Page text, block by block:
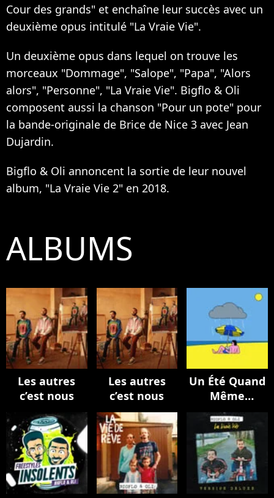
Cour des grands" et enchaîne leur succès avec un
deuxième opus intitulé "La Vraie Vie".
Un deuxième opus dans lequel on trouve les
morceaux "Dommage", "Salope", "Papa", "Alors
alors", "Personne", "La Vraie Vie". Bigflo & Oli
composent aussi la chanson "Pour un pote" pour
la bande-originale de Brice de Nice 3 avec Jean
Dujardin.
Bigflo & Oli annoncent la sortie de leur nouvel
album, "La Vraie Vie 2" en 2018.
ALBUMS
Les autres
c’est nous
Les autres
c’est nous
Un Été Quand
Même
(BIGFLO & Oli
et Bon
Entendeur)